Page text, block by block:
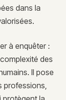
dans la
à enquêter :
des
Il pose
professions,